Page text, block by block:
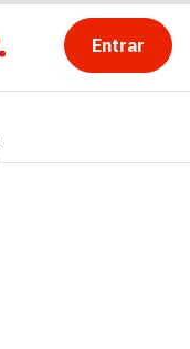
Entrar